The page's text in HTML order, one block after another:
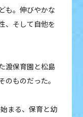
も。伸びやかな
、そして自他を
渡保育園と松島
ものだった。
まる、保育と幼